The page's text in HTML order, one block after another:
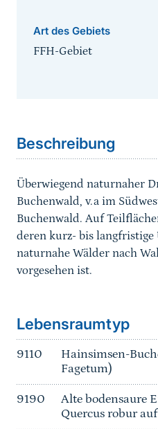
Art des Gebiets
FFH-Gebiet
Beschreibung
Überwiegend naturnaher
Buchenwald, v.a im
Buchenwald. Auf
deren kurz- bis
naturnahe Wälder nach
vorgesehen ist.
Lebensraumtyp
9110
Hainsimsen-
Fagetum)
9190
Alte bodensaure
Quercus robur